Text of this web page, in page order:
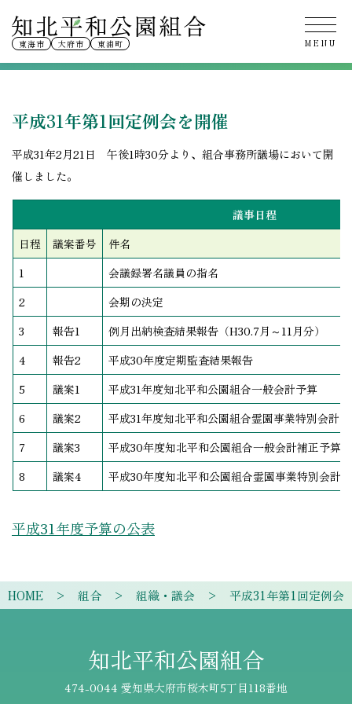
東海市 大府市 東浦町
平成31年第1回定例会
平成31年第1回定例会を開催
平成31年2月21日 午後1時30分より、組合事務所議場において開
催しました。
議事日程
日程
議案番号
件名
1
会議録署名議員の指名
2
会期の決定
3
報告1
例月出納検査結果報告（H30.7月～11月分）
4
報告2
平成30年度定期監査結果報告
5
議案1
平成31年度知北平和公園組合一般会計予算
6
議案2
平成31年度知北平和公園組合霊園事業特別会計
7
議案3
平成30年度知北平和公園組合一般会計補正予算
8
議案4 平成30年度知北平和公園組合霊園事業特別会計
平成31年度予算の公表
HOME 組合 組織・議会 平成31年第1回定例会
知北平和公園組合
474-0044 愛知県大府市桜木町5丁目118番地